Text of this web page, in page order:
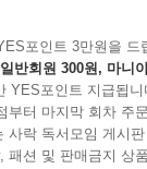
포인트 3만원을 드
일반회원 300원, 마니
YES포인트 지급됩니
부터 마지막 회차 주
사락 독서모임 게시
패션 및 판매금지 상